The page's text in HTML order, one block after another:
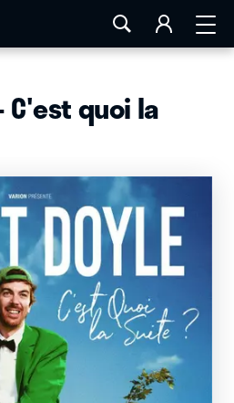
LA ROCHELLE
- C'est quoi la